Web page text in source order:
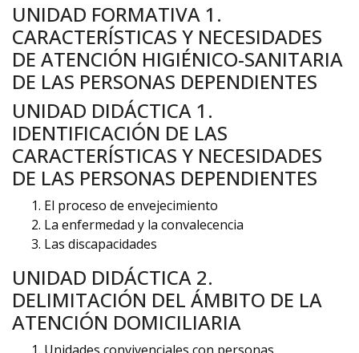
UNIDAD FORMATIVA 1.
CARACTERÍSTICAS Y NECESIDADES
DE ATENCIÓN HIGIÉNICO-SANITARIA
DE LAS PERSONAS DEPENDIENTES
UNIDAD DIDÁCTICA 1.
IDENTIFICACIÓN DE LAS
CARACTERÍSTICAS Y NECESIDADES
DE LAS PERSONAS DEPENDIENTES
El proceso de envejecimiento
La enfermedad y la convalecencia
Las discapacidades
UNIDAD DIDÁCTICA 2.
DELIMITACIÓN DEL ÁMBITO DE LA
ATENCIÓN DOMICILIARIA